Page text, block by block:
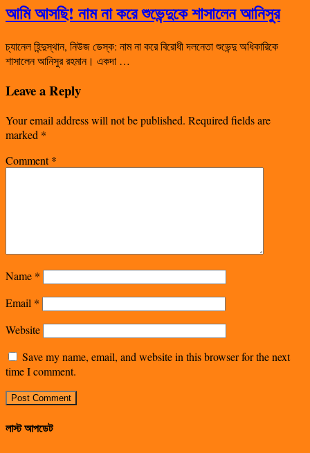
আমি আসছি! নাম না করে শুভেন্দুকে শাসালেন আনিসুর
চ্যানেল হিন্দুস্থান, নিউজ ডেস্ক: নাম না করে বিরোধী দলনেতা শুভেন্দু অধিকারিকে
শাসালেন আনিসুর রহমান। একদা …
Leave a Reply
Your email address will not be published. Required fields are
marked *
Comment*
Name *
Email *
Website
Save my name, email, and website in this browser for the next
time I comment.
লাস্ট আপডেট